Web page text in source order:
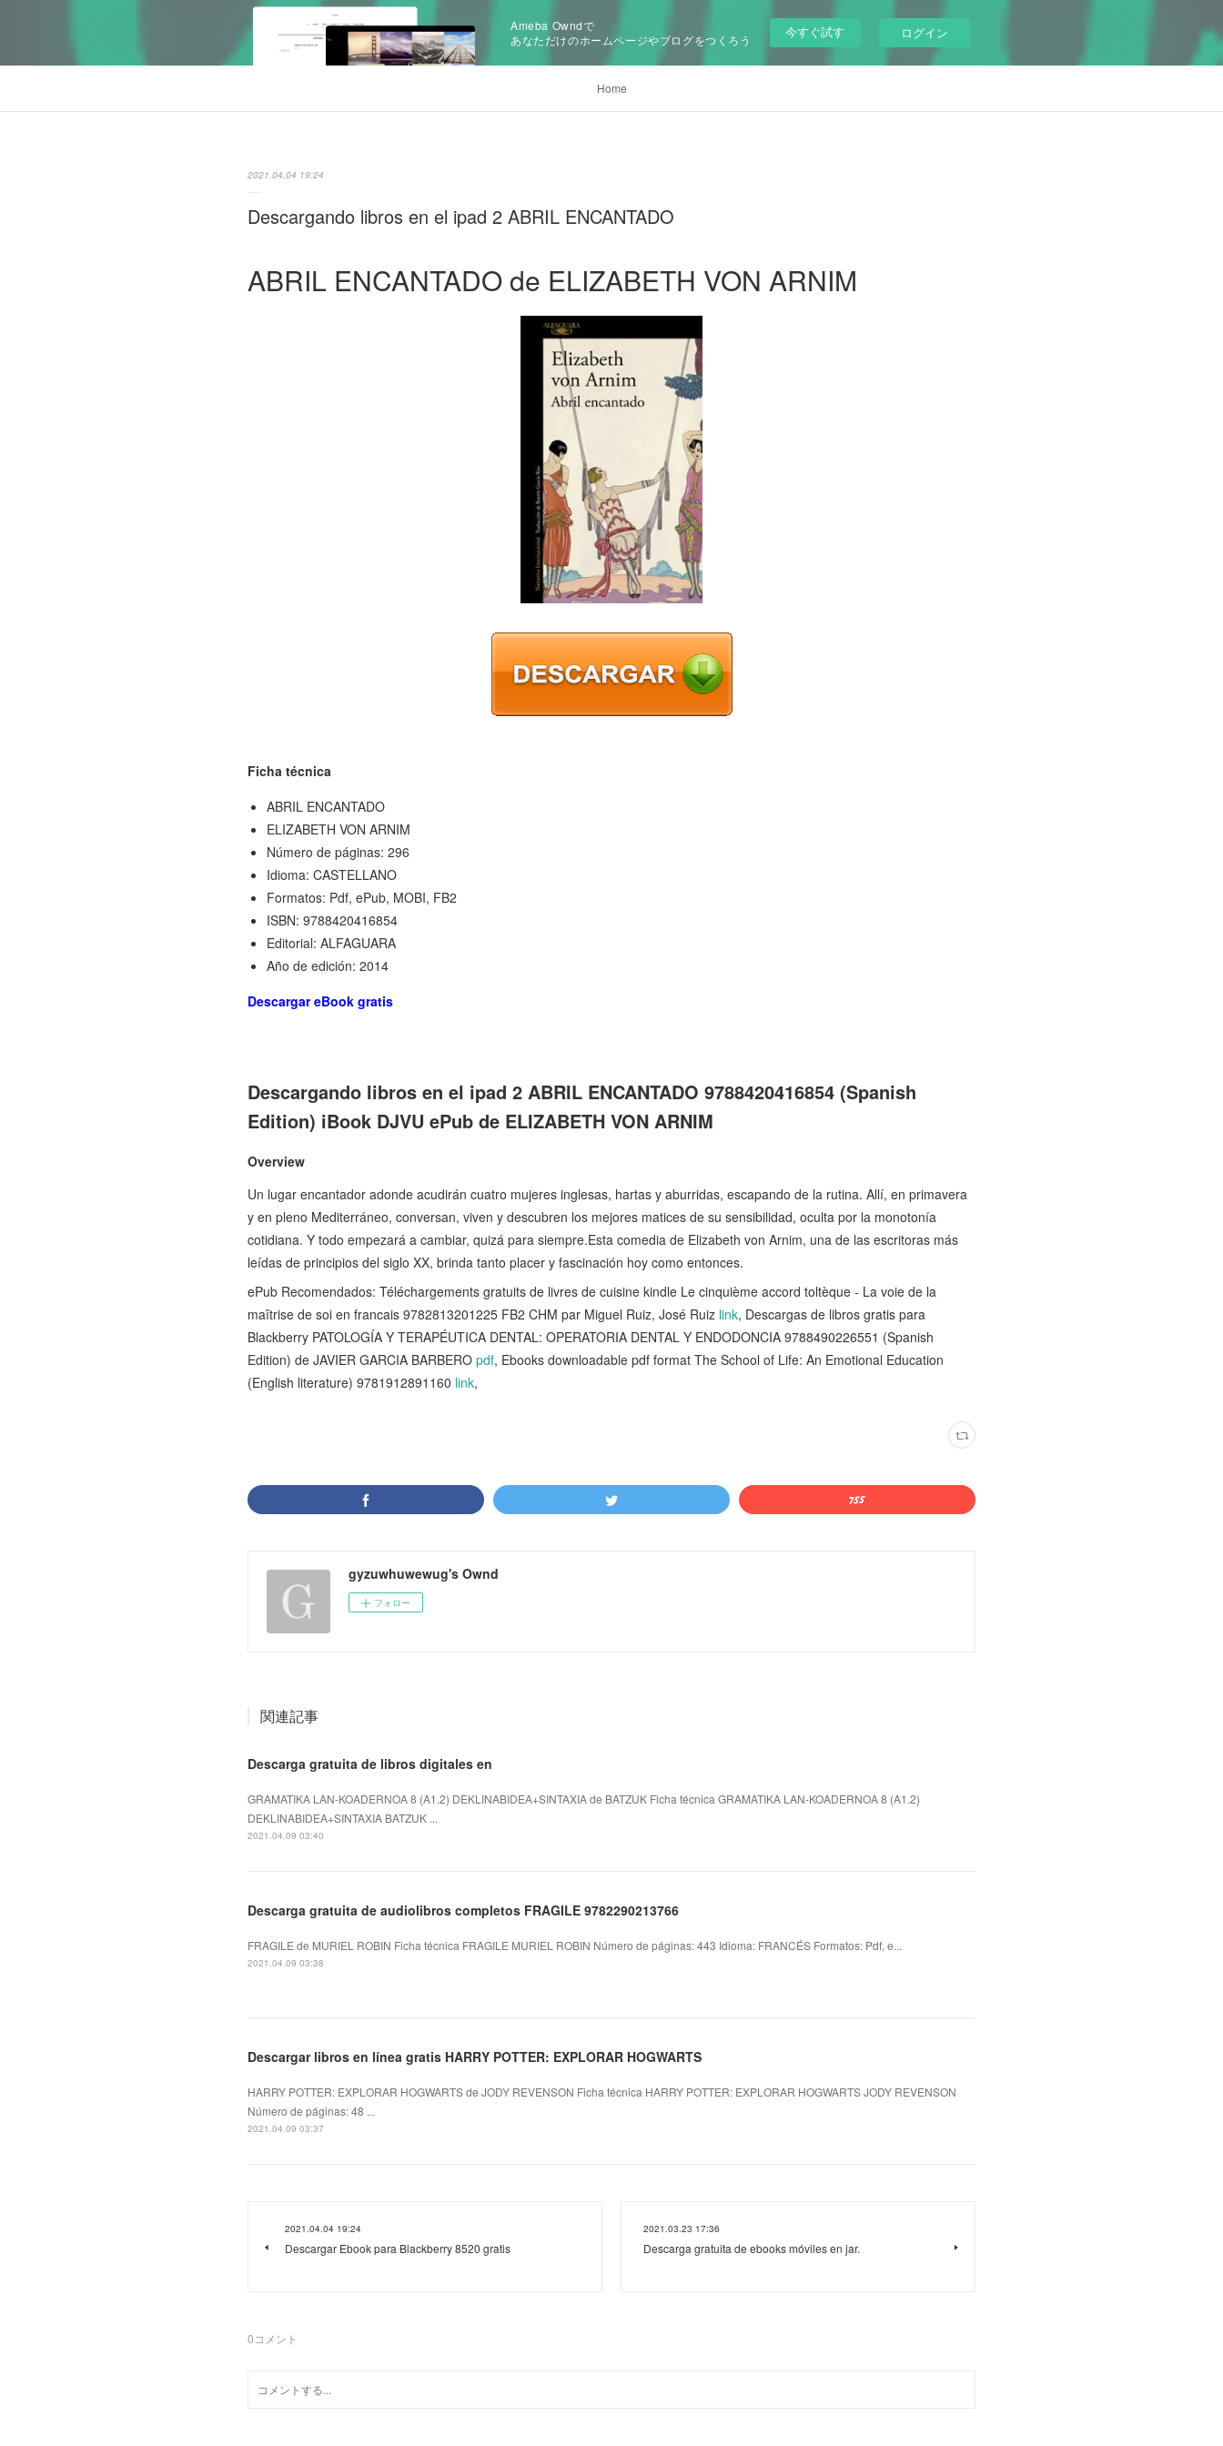
Ameba Owndで
あなただけのホームページやブログをつくろう
今すぐ試す ログイン
Home
2021.04.04 19:24
Descargando libros en el ipad 2 ABRIL ENCANTADO
ABRIL ENCANTADO de ELIZABETH VON ARNIM
Ficha técnica
ABRIL ENCANTADO
ELIZABETH VON ARNIM
Número de páginas: 296
Idioma: CASTELLANO
Formatos: Pdf, ePub, MOBI, FB2
ISBN: 9788420416854
Editorial: ALFAGUARA
Año de edición: 2014
Descargar eBook gratis
Descargando libros en el ipad 2 ABRIL ENCANTADO 9788420416854 (Spanish
Edition) iBook DJVU ePub de ELIZABETH VON ARNIM
Overview
Un lugar encantador adonde acudirán cuatro mujeres inglesas, hartas y aburridas, escapando de la rutina. Allí, en primavera
y en pleno Mediterráneo, conversan, viven y descubren los mejores matices de su sensibilidad, oculta por la monotonía
cotidiana. Y todo empezará a cambiar, quizá para siempre.Esta comedia de Elizabeth von Arnim, una de las escritoras más
leídas de principios del siglo XX, brinda tanto placer y fascinación hoy como entonces.
ePub Recomendados: Téléchargements gratuits de livres de cuisine kindle Le cinquième accord toltèque - La voie de la
maîtrise de soi en francais 9782813201225 FB2 CHM par Miguel Ruiz, José Ruiz link, Descargas de libros gratis para
Blackberry PATOLOGÍA Y TERAPÉUTICA DENTAL: OPERATORIA DENTAL Y ENDODONCIA 9788490226551 (Spanish
Edition) de JAVIER GARCIA BARBERO pdf, Ebooks downloadable pdf format The School of Life: An Emotional Education
(English literature) 9781912891160 link,
gyzuwhuwewug's Ownd
フォロー
関連記事
Descarga gratuita de libros digitales en
GRAMATIKA LAN-KOADERNOA 8 (A1.2) DEKLINABIDEA+SINTAXIA de BATZUK Ficha técnica GRAMATIKA LAN-KOADERNOA 8 (A1.2)
DEKLINABIDEA+SINTAXIA BATZUK ...
2021.04.09 03:40
Descarga gratuita de audiolibros completos FRAGILE 9782290213766
FRAGILE de MURIEL ROBIN Ficha técnica FRAGILE MURIEL ROBIN Número de páginas: 443 Idioma: FRANCÉS Formatos: Pdf, e...
2021.04.09 03:38
Descargar libros en línea gratis HARRY POTTER: EXPLORAR HOGWARTS
HARRY POTTER: EXPLORAR HOGWARTS de JODY REVENSON Ficha técnica HARRY POTTER: EXPLORAR HOGWARTS JODY REVENSON
Número de páginas: 48 ...
2021.04.09 03:37
2021.04.04 19:24
Descargar Ebook para Blackberry 8520 gratis
2021.03.23 17:36
Descarga gratuita de ebooks móviles en jar.
0コメント